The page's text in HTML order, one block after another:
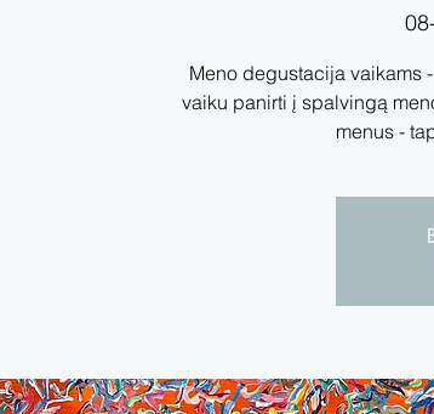
Meno degustacija vaikams
vaiku panirti į spalvingą
menus -